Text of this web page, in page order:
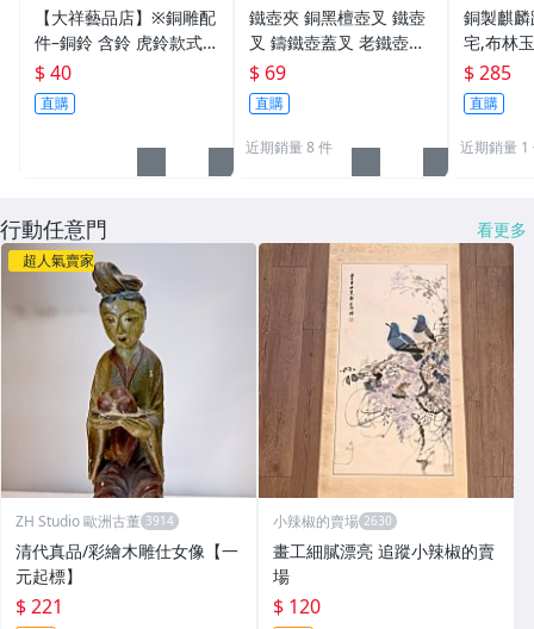
【大祥藝品店】※銅雕配
件–銅鈴 含鈴 虎鈴款式
吊飾 銅製
$ 40
直購
鐵壺夾 銅黑檀壺叉 鐵壺
叉 鑄鐵壺蓋叉 老鐵壺夾
子配件 生鐵壺器 老鐵壺
器
$ 69
直購
近期銷量 8 件
銅製麒
宅,布林
6，贈中
五帝錢
$ 285
直購
近期銷量 1
行動任意門 看更多
超人氣賣家
ZH Studio 歐洲古董
清代真品/彩繪木雕仕女像【一
元起標】
$ 221
小辣椒的賣場
畫工細膩漂亮 追蹤小辣椒的賣
場
$ 120